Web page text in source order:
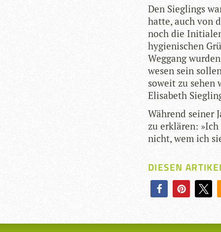
Den Sieg­lings
hatte, auch von
noch die
hygie­ni­schen
Weg­gang
wesen sein
soweit zu sehen
Eli­sa­beth
Wäh­rend sei­ner
zu erklä­ren:
nicht, wem ich
DIESEN